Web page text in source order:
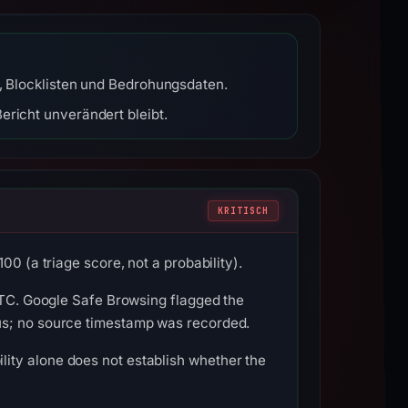
Blocklisten und Bedrohungsdaten.
unverändert bleibt.
KRITISCH
(a triage score, not a probability).
Google Safe Browsing flagged the
no source timestamp was recorded.
alone does not establish whether the